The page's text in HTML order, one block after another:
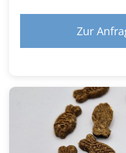
Zur